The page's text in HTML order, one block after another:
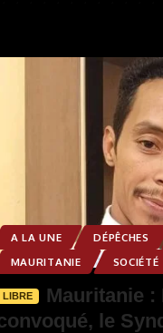
A LA UNE DÉPÊCHES
MAURITANIE
SOCIÉTÉ
LIBRE
Mauritanie :
le